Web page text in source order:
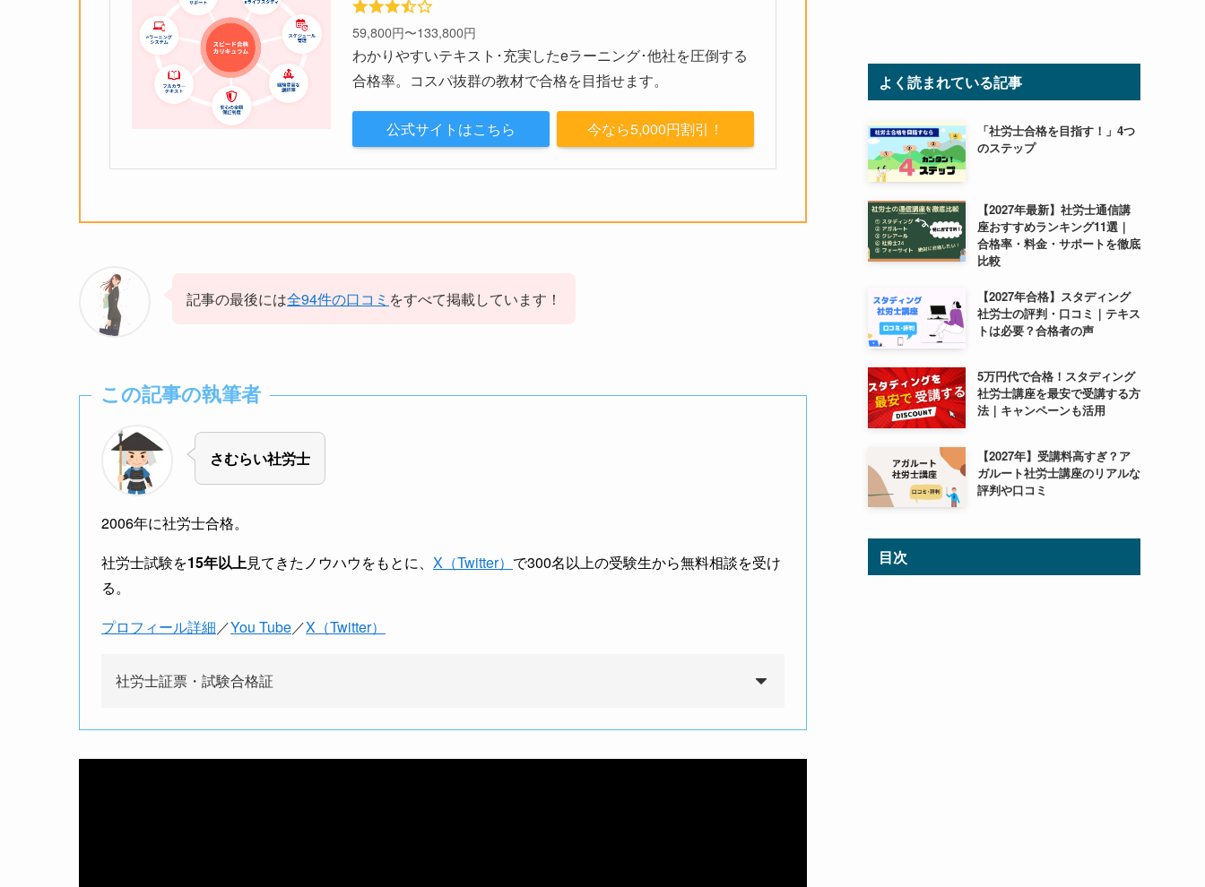
59,800円〜133,800円
わかりやすいテキスト･充実したeラーニング･他社を圧倒する
合格率。コスパ抜群の教材で合格を目指せます。
公式サイトはこちら 今なら5,000円割引！
記事の最後には全94件の口コミ をすべて掲載しています！
この記事の執筆者
さむらい社労士
2006年に社労士合格。
社労士試験を15年以上見てきたノウハウをもとに、 X（Twitter） で300名以上の受験生から無料相談を受け
る。
プロフィール詳細／You Tube／X（Twitter）
社労士証票・試験合格証
よく読まれている記事
「社労士合格を目指す！」4つ
のステップ
【2027年最新】社労士通信講
座おすすめランキング11選｜
合格率・料金・サポートを徹底
比較
【2027年合格】スタディング
社労士の評判・口コミ｜テキス
トは必要？合格者の声
5万円代で合格！スタディング
社労士講座を最安で受講する方
法｜キャンペーンも活用
【2027年】受講料高すぎ？ア
ガルート社労士講座のリアルな
評判や口コミ
目次